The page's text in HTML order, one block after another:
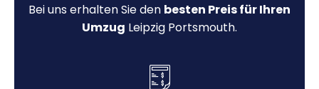
Bei uns erhalten Sie den besten Preis für Ihren
Umzug Leipzig Portsmouth.